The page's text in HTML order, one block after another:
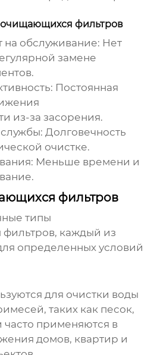
фильтров
на обслуживание: Нет
замене
Постоянная
из-за засорения.
Долговечность
очистке.
Меньше времени и
фильтров
типы
, каждый из
определенных условий
для очистки воды
таких как песок,
применяются в
домов, квартир и